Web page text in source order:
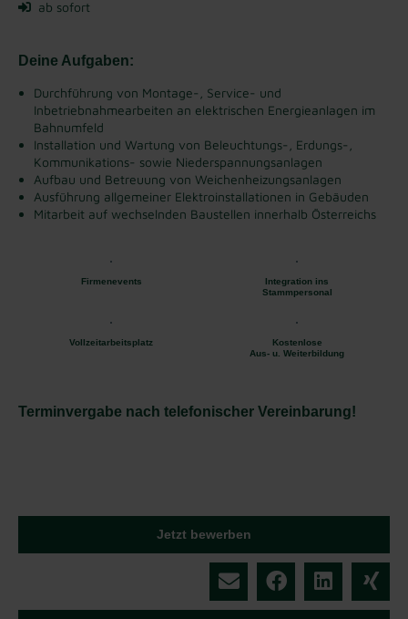
ab sofort
Deine Aufgaben:
Durchführung von Montage-, Service- und
Inbetriebnahmearbeiten an elektrischen Energieanlagen im
Bahnumfeld
Installation und Wartung von Beleuchtungs-, Erdungs-,
Kommunikations- sowie Niederspannungsanlagen
Aufbau und Betreuung von Weichenheizungsanlagen
Ausführung allgemeiner Elektroinstallationen in Gebäuden
Mitarbeit auf wechselnden Baustellen innerhalb Österreichs
Firmenevents
Integration ins
Stammpersonal
Vollzeitarbeitsplatz
Kostenlose
Aus- u. Weiterbildung
Terminvergabe nach telefonischer Vereinbarung!
Jetzt bewerben